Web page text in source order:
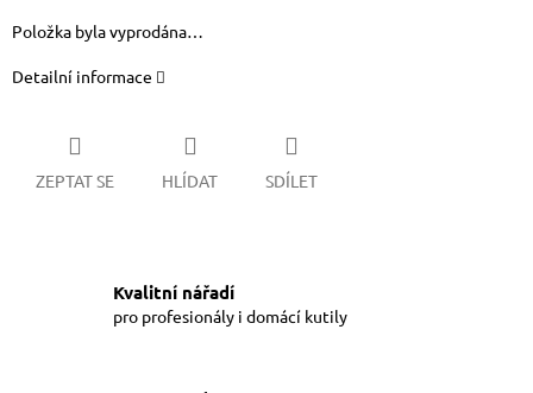
Položka byla vyprodána…
Detailní informace
ZEPTAT SE HLÍDAT SDÍLET
Kvalitní nářadí
pro profesionály i domácí kutily